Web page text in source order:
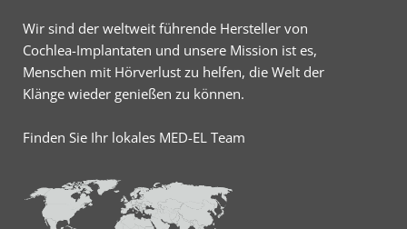
Wir sind der weltweit führende Hersteller von
Cochlea-Implantaten und unsere Mission ist es,
Menschen mit Hörverlust zu helfen, die Welt der
Klänge wieder genießen zu können.
Finden Sie Ihr lokales MED-EL Team